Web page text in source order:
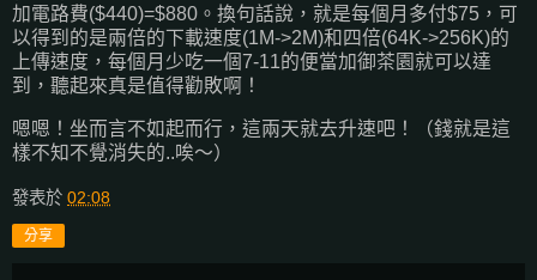
加電路費($440)=$880。換句話說，就是每個月多付$75，可
以得到的是兩倍的下載速度(1M->2M)和四倍(64K->256K)的
上傳速度，每個月少吃一個7-11的便當加御茶園就可以達
到，聽起來真是值得勸敗啊！
嗯嗯！坐而言不如起而行，這兩天就去升速吧！（錢就是這
樣不知不覺消失的..唉～）
發表於 02:08
分享